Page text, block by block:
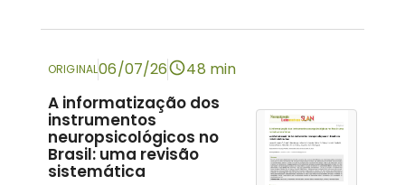
ORIGINAL06/07/26 48 min
A informatização dos
instrumentos
neuropsicológicos no
Brasil: uma revisão
sistemática